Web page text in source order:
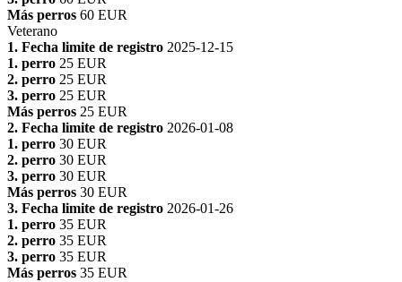
Más perros 60 EUR
Veterano
1. Fecha limite de registro 2025-12-15
1. perro 25 EUR
2. perro 25 EUR
3. perro 25 EUR
Más perros 25 EUR
2. Fecha limite de registro 2026-01-08
1. perro 30 EUR
2. perro 30 EUR
3. perro 30 EUR
Más perros 30 EUR
3. Fecha limite de registro 2026-01-26
1. perro 35 EUR
2. perro 35 EUR
3. perro 35 EUR
Más perros 35 EUR